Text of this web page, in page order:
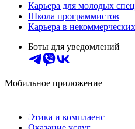
Карьера для молодых
Школа программистов
Карьера в
Боты для уведомлений
Мобильное приложение
Этика и комплаенс